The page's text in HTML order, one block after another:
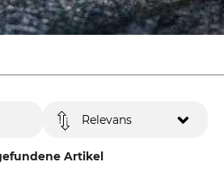
Artikel
Relevans